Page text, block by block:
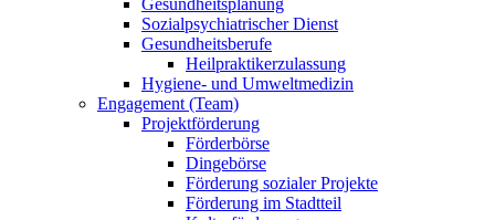
Gesundheitsplanung
Sozialpsychiatrischer Dienst
Gesundheitsberufe
Heilpraktikerzulassung
Hygiene- und Umweltmedizin
Engagement (Team)
Projektförderung
Förderbörse
Dingebörse
Förderung sozialer Projekte
Förderung im Stadtteil